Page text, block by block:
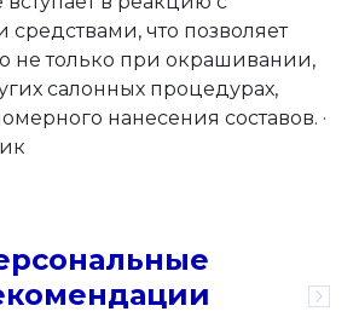
что позволяет
не только при окрашивании,
салонных процедурах,
нанесения составов. ·